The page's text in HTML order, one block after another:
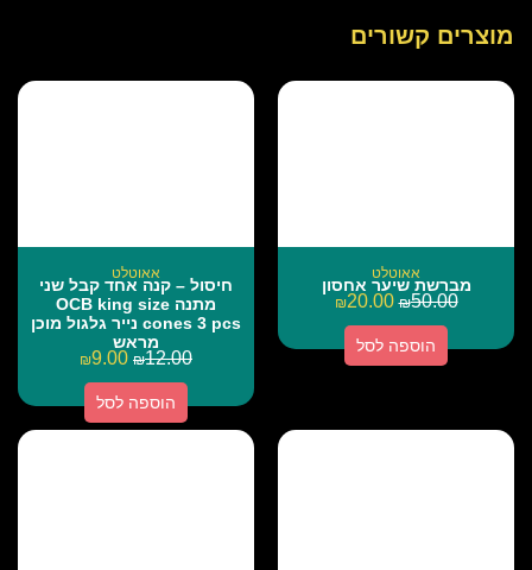
מוצרים קשורים
אאוטלט
מברשת שיער אחסון
₪50.00
₪20.00
הוספה לסל
אאוטלט
חיסול – קנה אחד קבל שני
מתנה OCB king size
cones 3 pcs נייר גלגול מוכן
מראש
₪12.00
₪9.00
הוספה לסל